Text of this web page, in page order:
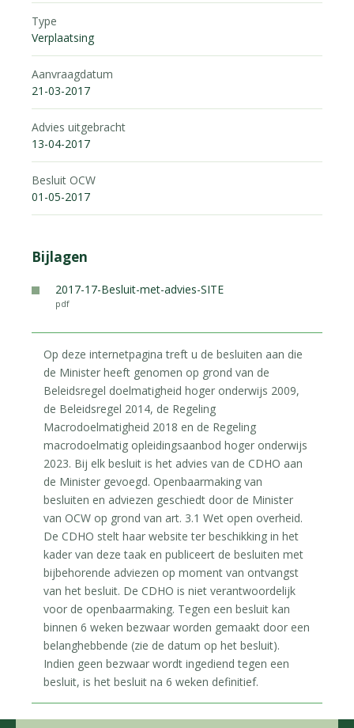
Type
Verplaatsing
Aanvraagdatum
21-03-2017
Advies uitgebracht
13-04-2017
Besluit OCW
01-05-2017
Bijlagen
2017-17-Besluit-met-advies-SITE
pdf
Op deze internetpagina treft u de besluiten aan die
de Minister heeft genomen op grond van de
Beleidsregel doelmatigheid hoger onderwijs 2009,
de Beleidsregel 2014, de Regeling
Macrodoelmatigheid 2018 en de Regeling
macrodoelmatig opleidingsaanbod hoger onderwijs
2023. Bij elk besluit is het advies van de CDHO aan
de Minister gevoegd. Openbaarmaking van
besluiten en adviezen geschiedt door de Minister
van OCW op grond van art. 3.1 Wet open overheid.
De CDHO stelt haar website ter beschikking in het
kader van deze taak en publiceert de besluiten met
bijbehorende adviezen op moment van ontvangst
van het besluit. De CDHO is niet verantwoordelijk
voor de openbaarmaking. Tegen een besluit kan
binnen 6 weken bezwaar worden gemaakt door een
belanghebbende (zie de datum op het besluit).
Indien geen bezwaar wordt ingediend tegen een
besluit, is het besluit na 6 weken definitief.